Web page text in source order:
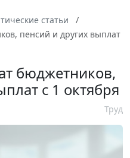
статьи
пенсий и других выплат
бюджетников,
с 1 октября
Труд